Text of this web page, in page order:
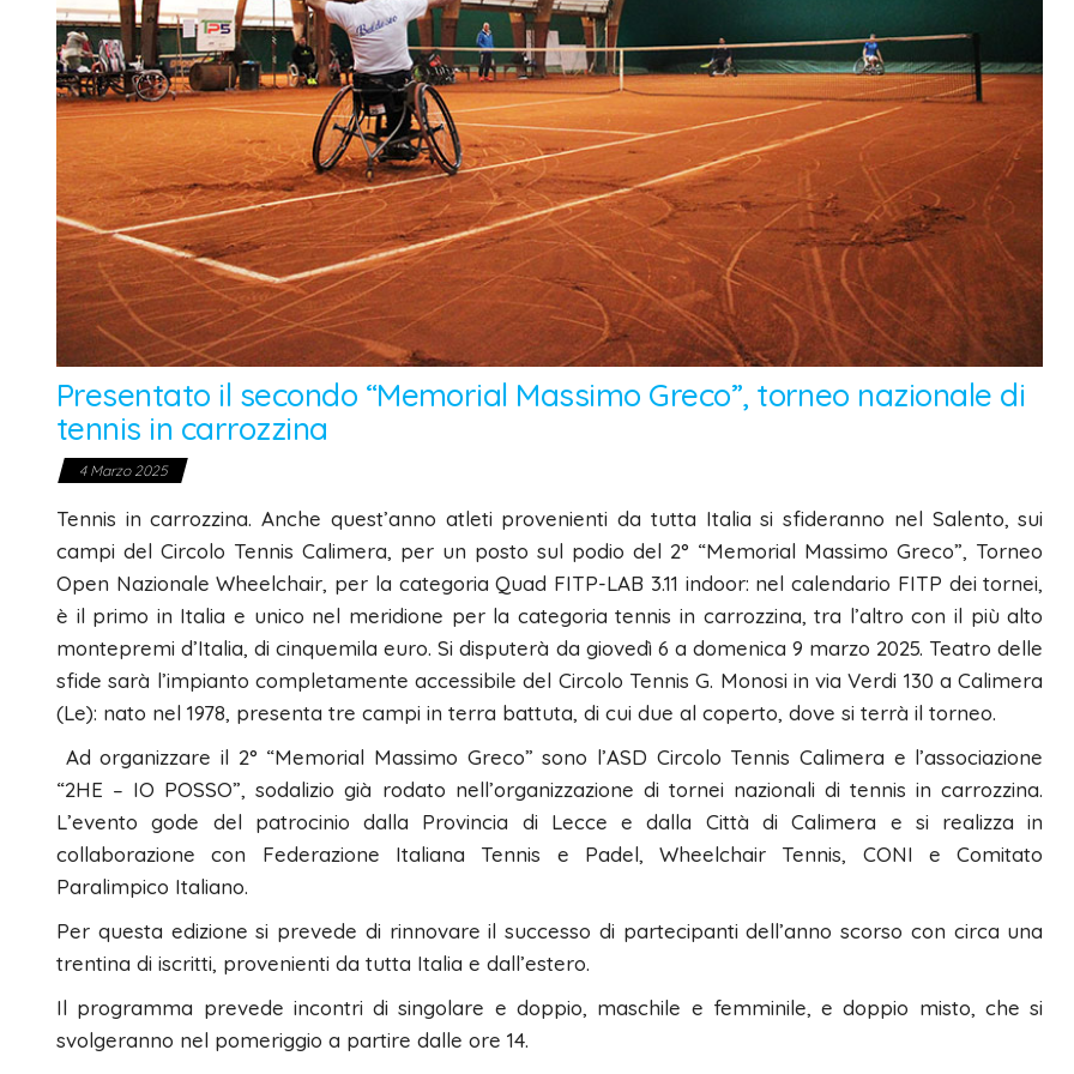
Presentato il secondo “Memorial Massimo Greco”, torneo nazionale di
tennis in carrozzina
4 Marzo 2025
Tennis in carrozzina. Anche quest’anno atleti provenienti da tutta Italia si sfideranno nel Salento, sui
campi del Circolo Tennis Calimera, per un posto sul podio del 2° “Memorial Massimo Greco”, Torneo
Open Nazionale Wheelchair, per la categoria Quad FITP-LAB 3.11 indoor: nel calendario FITP dei tornei,
è il primo in Italia e unico nel meridione per la categoria tennis in carrozzina, tra l’altro con il più alto
montepremi d’Italia, di cinquemila euro. Si disputerà da giovedì 6 a domenica 9 marzo 2025. Teatro delle
sfide sarà l’impianto completamente accessibile del Circolo Tennis G. Monosi in via Verdi 130 a Calimera
(Le): nato nel 1978, presenta tre campi in terra battuta, di cui due al coperto, dove si terrà il torneo.
Ad organizzare il 2° “Memorial Massimo Greco” sono l’ASD Circolo Tennis Calimera e l’associazione
“2HE – IO POSSO”, sodalizio già rodato nell’organizzazione di tornei nazionali di tennis in carrozzina.
L’evento gode del patrocinio dalla Provincia di Lecce e dalla Città di Calimera e si realizza in
collaborazione con Federazione Italiana Tennis e Padel, Wheelchair Tennis, CONI e Comitato
Paralimpico Italiano.
Per questa edizione si prevede di rinnovare il successo di partecipanti dell’anno scorso con circa una
trentina di iscritti, provenienti da tutta Italia e dall’estero.
Il programma prevede incontri di singolare e doppio, maschile e femminile, e doppio misto, che si
svolgeranno nel pomeriggio a partire dalle ore 14.